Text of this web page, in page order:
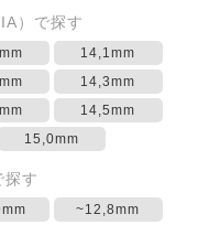
）で探す
14,1mm
14,3mm
14,5mm
15,0mm
探す
~12,8mm